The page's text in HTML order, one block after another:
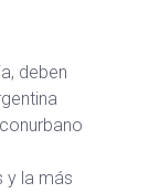
deben
y la más